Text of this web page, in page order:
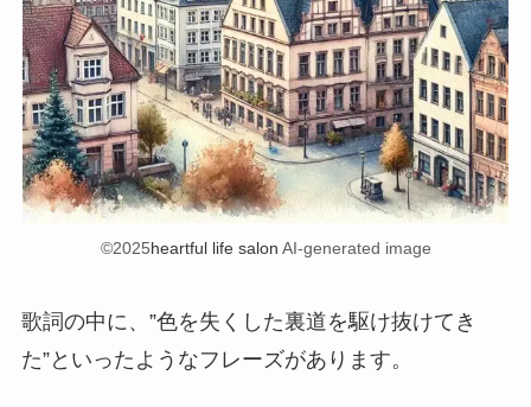
©2025heartful life salon AI-generated image
歌詞の中に、”色を失くした裏道を駆け抜けてき
た”といったようなフレーズがあります。